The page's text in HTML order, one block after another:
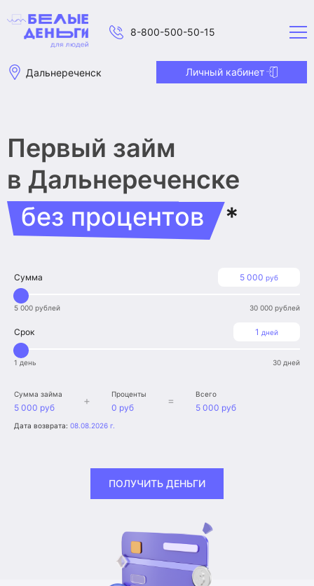
8-800-500-50-15
Дальнереченск Личный кабинет
Первый займ
в Дальнереченске
без процентов
*
5 000 руб
Сумма
5 000 рублей 30 000 рублей
1 дней
Срок
1 день 30 дней
Сумма займа
5 000 руб
+ Проценты
0 руб
= Всего
5 000 руб
Дата возврата: 08.08.2026 г.
ПОЛУЧИТЬ ДЕНЬГИ